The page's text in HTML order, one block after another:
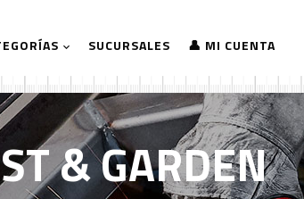
SUCURSALES 👤 MI CUENTA
& GARDEN